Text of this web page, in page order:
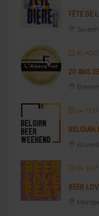
FÊTE DE
30
20 ANS
04 SEP
BELGIAN
04 SEP
BEER